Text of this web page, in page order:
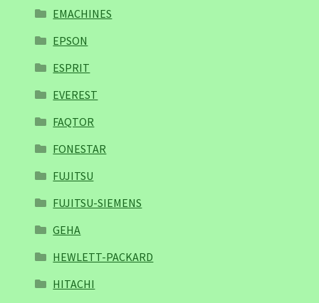
EMACHINES
EPSON
ESPRIT
EVEREST
FAQTOR
FONESTAR
FUJITSU
FUJITSU-SIEMENS
GEHA
HEWLETT-PACKARD
HITACHI